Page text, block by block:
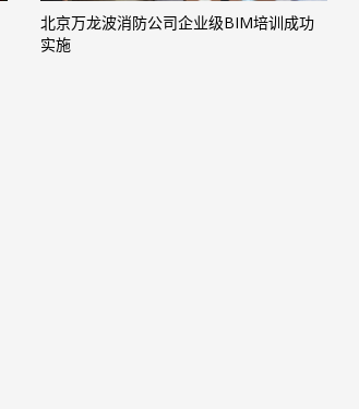
北京万龙波消防公司企业级BIM培训成功
实施